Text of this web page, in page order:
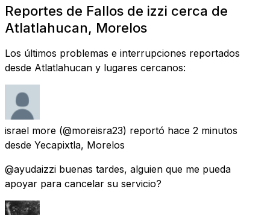
Reportes de Fallos de izzi cerca de
Atlatlahucan, Morelos
Los últimos problemas e interrupciones reportados
desde Atlatlahucan y lugares cercanos:
israel more (@moreisra23) reportó hace 2 minutos
desde Yecapixtla, Morelos
@ayudaizzi buenas tardes, alguien que me pueda
apoyar para cancelar su servicio?